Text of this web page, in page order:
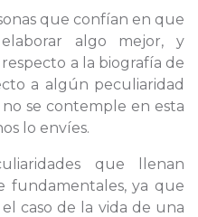
que confían en que
algo mejor, y
a la biografía de
a algún peculiaridad
se contemple en esta
lo envíes.
que llenan
fundamentales, ya que
caso de la vida de una